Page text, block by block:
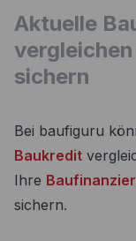
Aktuelle
sichern
Bei baufiguru
Baukredit
Ihre
sichern.